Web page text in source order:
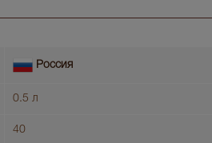
Россия
0.5 л
40